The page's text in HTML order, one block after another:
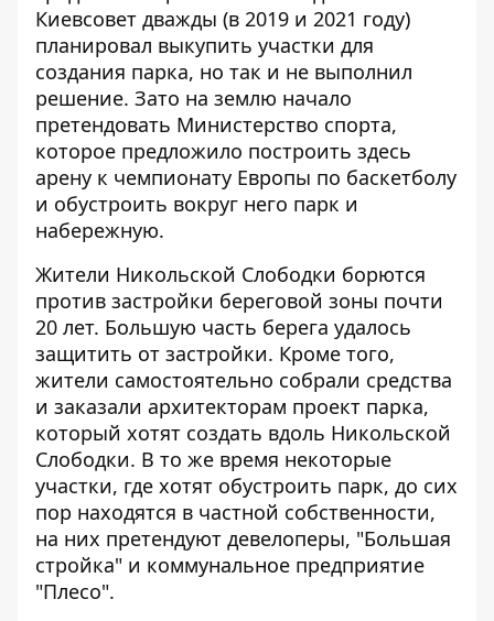
Киевсовет дважды (в 2019 и 2021 году)
планировал выкупить участки для
создания парка, но так и не выполнил
решение. Зато на землю начало
претендовать Министерство спорта,
которое предложило построить здесь
арену к чемпионату Европы по баскетболу
и обустроить вокруг него парк и
набережную.
Жители Никольской Слободки борются
против застройки береговой зоны почти
20 лет. Большую часть берега удалось
защитить от застройки. Кроме того,
жители самостоятельно собрали средства
и заказали архитекторам проект парка,
который хотят создать вдоль Никольской
Слободки. В то же время некоторые
участки, где хотят обустроить парк, до сих
пор находятся в частной собственности,
на них претендуют девелоперы, "Большая
стройка" и коммунальное предприятие
"Плесо".